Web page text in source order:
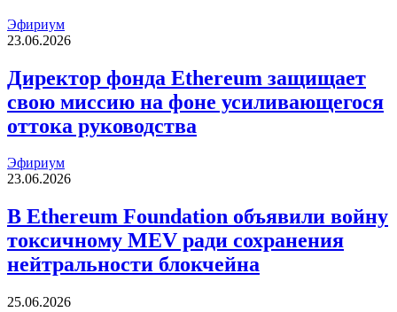
Эфириум
23.06.2026
Директор фонда Ethereum защищает
свою миссию на фоне усиливающегося
оттока руководства
Эфириум
23.06.2026
В Ethereum Foundation объявили войну
токсичному MEV ради сохранения
нейтральности блокчейна
25.06.2026